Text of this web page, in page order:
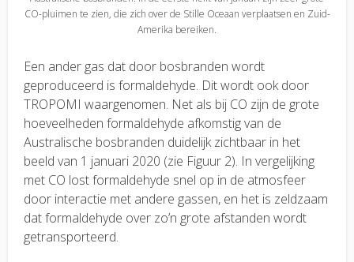
CO-pluimen te zien, die zich over de Stille Oceaan verplaatsen en Zuid-
Amerika bereiken.
Een ander gas dat door bosbranden wordt
geproduceerd is formaldehyde. Dit wordt ook door
TROPOMI waargenomen. Net als bij CO zijn de grote
hoeveelheden formaldehyde afkomstig van de
Australische bosbranden duidelijk zichtbaar in het
beeld van 1 januari 2020 (zie Figuur 2). In vergelijking
met CO lost formaldehyde snel op in de atmosfeer
door interactie met andere gassen, en het is zeldzaam
dat formaldehyde over zo’n grote afstanden wordt
getransporteerd.